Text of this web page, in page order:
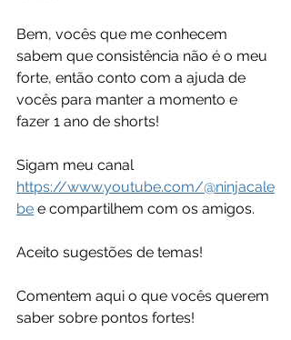
Bem, vocês que me conhecem
sabem que consistência não é o meu
forte, então conto com a ajuda de
vocês para manter a momento e
fazer 1 ano de shorts!
Sigam meu canal
https://www.youtube.com/@ninjacale
be e compartilhem com os amigos.
Aceito sugestões de temas!
Comentem aqui o que vocês querem
saber sobre pontos fortes!